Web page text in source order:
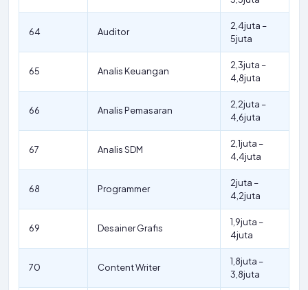
64 Auditor
2,4juta –
5juta
65 Analis Keuangan
2,3juta –
4,8juta
66 Analis Pemasaran
2,2juta –
4,6juta
67 Analis SDM
2,1juta –
4,4juta
68 Programmer
2juta –
4,2juta
69 Desainer Grafis
1,9juta –
4juta
70 Content Writer
1,8juta –
3,8juta